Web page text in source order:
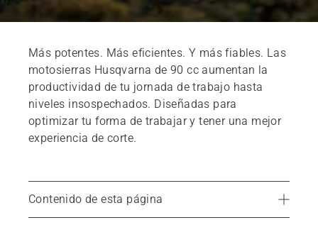
Más potentes. Más eficientes. Y más fiables. Las
motosierras Husqvarna de 90 cc aumentan la
productividad de tu jornada de trabajo hasta
niveles insospechados. Diseñadas para
optimizar tu forma de trabajar y tener una mejor
experiencia de corte.
Contenido de esta página
Productos destacados